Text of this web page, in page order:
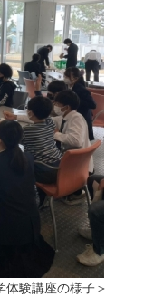
体験講座の様子＞